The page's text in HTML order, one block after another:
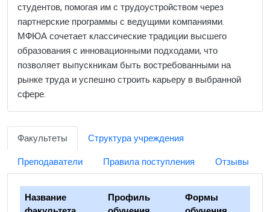
студентов, помогая им с трудоустройством через
партнерские программы с ведущими компаниями.
МФЮА сочетает классические традиции высшего
образования с инновационными подходами, что
позволяет выпускникам быть востребованными на
рынке труда и успешно строить карьеру в выбранной
сфере.
Факультеты
Структура учреждения
Преподаватели
Правила поступления Отзывы
Название
Профиль
Формы